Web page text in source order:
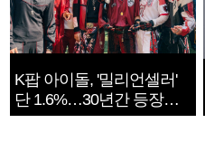
K팝 아이돌, '밀리언셀러'
단 1.6%…30년간 등장
1182개팀 전수조사